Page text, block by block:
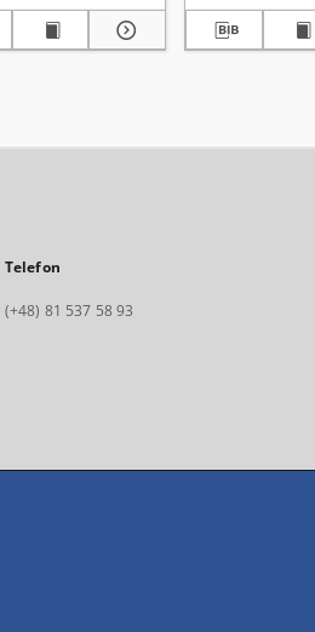
Telefon
(+48) 81 537 58 93